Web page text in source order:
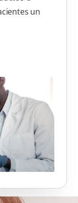
un